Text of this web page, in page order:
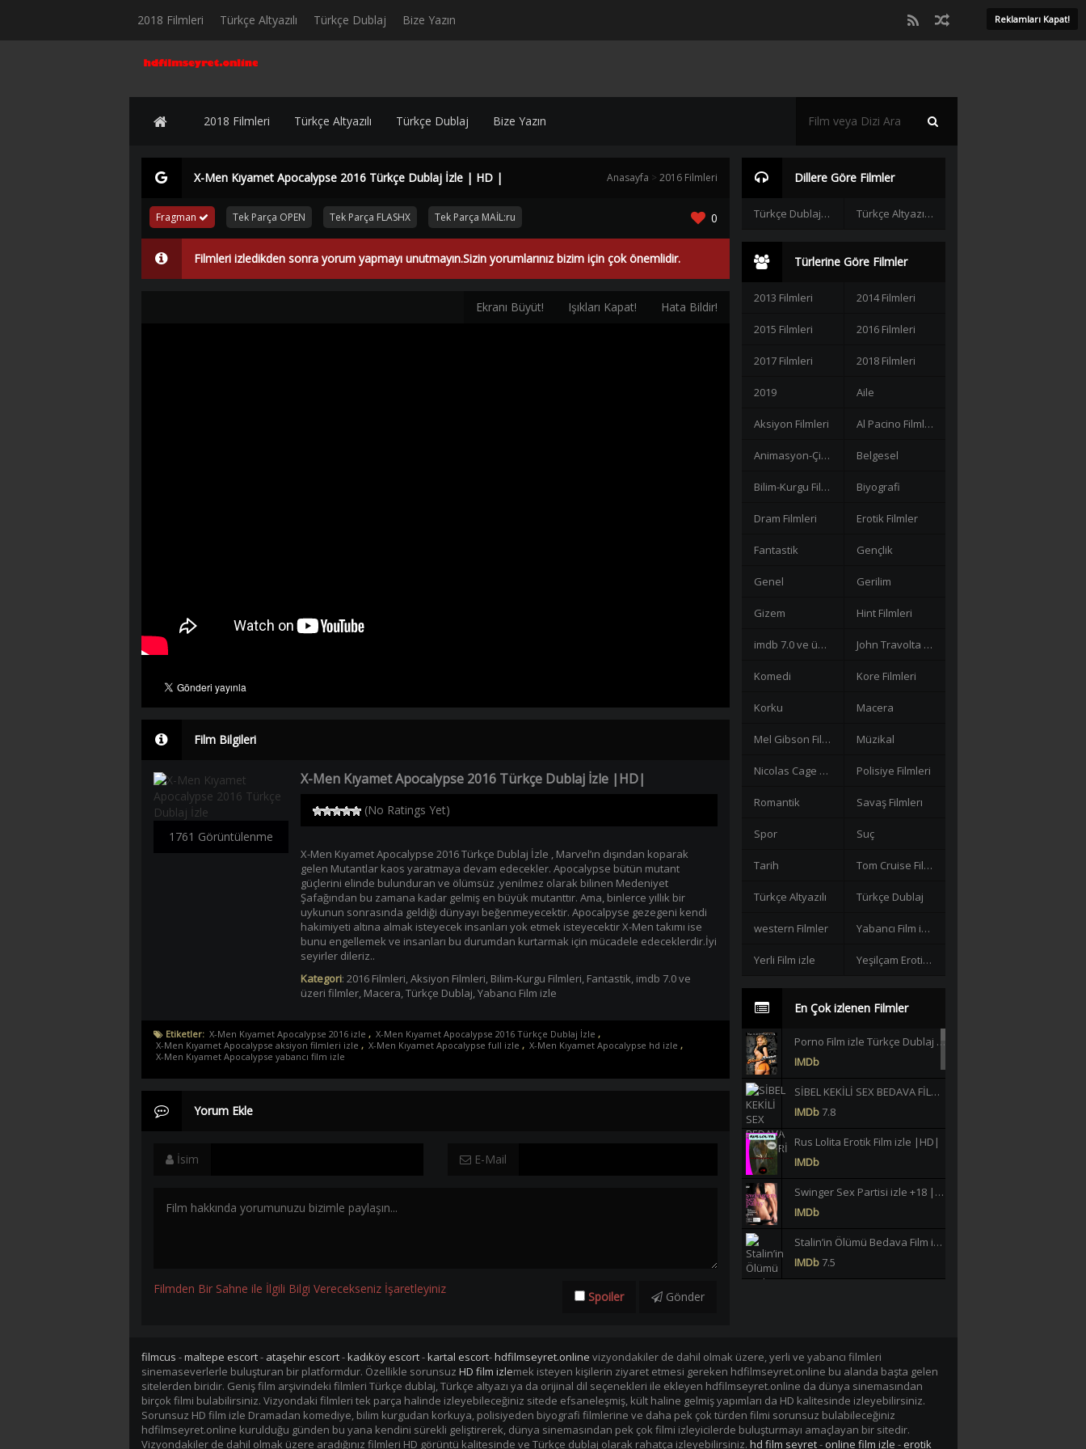
2018 Filmleri Türkçe Altyazılı Türkçe Dublaj Bize Yazın Reklamları Kapat!
2018 Filmleri Türkçe Altyazılı Türkçe Dublaj Bize Yazın
X-Men Kıyamet Apocalypse 2016 Türkçe Dublaj İzle | HD | Anasayfa > 2016 Filmleri
Fragman Tek Parça OPEN Tek Parça FLASHX Tek Parça MAİL:ru 0
Filmleri izledikden sonra yorum yapmayı unutmayın.Sizin yorumlarınız bizim için çok önemlidir.
Hata Bildir!
Işıkları Kapat!
Ekranı Büyüt!
Film Bilgileri
1761 Görüntülenme
X-Men Kıyamet Apocalypse 2016 Türkçe Dublaj İzle |HD|
(No Ratings Yet)
X-Men Kıyamet Apocalypse 2016 Türkçe Dublaj İzle , Marvel’ın dışından koparak
gelen Mutantlar kaos yaratmaya devam edecekler. Apocalypse bütün mutant
güçlerini elinde bulunduran ve ölümsüz ,yenilmez olarak bilinen Medeniyet
Şafağından bu zamana kadar gelmiş en büyük mutanttır. Ama, binlerce yıllık bir
uykunun sonrasında geldiği dünyayı beğenmeyecektir. Apocalpyse gezegeni kendi
hakimiyeti altına almak isteyecek insanları yok etmek isteyecektir X-Men takımı ise
bunu engellemek ve insanları bu durumdan kurtarmak için mücadele edeceklerdir.İyi
seyirler dileriz..
Kategori: 2016 Filmleri,Aksiyon Filmleri, Bilim-Kurgu Filmleri, Fantastik, imdb 7.0 ve
üzeri filmler, Macera,Türkçe Dublaj,Yabancı Film izle
Etiketler: X-Men Kıyamet Apocalypse 2016 izle , X-Men Kıyamet Apocalypse 2016 Türkçe Dublaj İzle ,
X-Men Kıyamet Apocalypse aksiyon filmleri izle , X-Men Kıyamet Apocalypse full izle , X-Men Kıyamet Apocalypse hd izle ,
X-Men Kıyamet Apocalypse yabancı film izle
Yorum Ekle
İsim E-Mail
Filmden Bir Sahne ile İlgili Bilgi Verecekseniz İşaretleyiniz
Spoiler Gönder
Dillere Göre Filmler
Türkçe Dublaj Filmler Türkçe Altyazılı Filmler
Türlerine Göre Filmler
2013 Filmleri 2014 Filmleri
2015 Filmleri 2016 Filmleri
2017 Filmleri 2018 Filmleri
2019 Aile
Aksiyon Filmleri Al Pacino Filmleri
Animasyon-Çizgi Filmler Belgesel
Bilim-Kurgu Filmleri Biyografi
Dram Filmleri Erotik Filmler
Fantastik Gençlik
Genel Gerilim
Gizem Hint Filmleri
imdb 7.0 ve üzeri filmler John Travolta Filmleri
Komedi Kore Filmleri
Korku Macera
Mel Gibson Filmleri Müzikal
Nicolas Cage Filmleri Polisiye Filmleri
Romantik Savaş Filmlerı
Spor Suç
Tarih Tom Cruise Filmleri izle
Türkçe Altyazılı Türkçe Dublaj
western Filmler Yabancı Film izle
Yerli Film izle Yeşilçam Erotik +18
En Çok izlenen Filmler
Porno Film izle Türkçe Dublaj +18 |HD|
IMDb
SİBEL KEKİLİ SEX BEDAVA FİLMLERİ İZLE |HD|
IMDb7.8
Rus Lolita Erotik Film izle |HD|
IMDb
Swinger Sex Partisi izle +18 |HD|
IMDb
Stalin’in Ölümü Bedava Film izle |HD|
IMDb7.5
IMDb-/10
IMDb
filmcus -maltepe escort- ataşehir escort-kadıköy escort-kartal escort-hdfilmseyret.online vizyondakiler de dahil olmak üzere, yerli ve yabancı filmleri
sinemaseverlerle buluşturan bir platformdur. Özellikle sorunsuz HD film izlemek isteyen kişilerin ziyaret etmesi gereken hdfilmseyret.online bu alanda başta gelen
sitelerden biridir. Geniş film arşivindeki filmleri Türkçe dublaj, Türkçe altyazı ya da orijinal dil seçenekleri ile ekleyen hdfilmseyret.online da dünya sinemasından
birçok filmi bulabilirsiniz. Vizyondaki filmleri tek parça halinde izleyebileceğiniz sitede efsaneleşmiş, kült haline gelmiş yapımları da HD kalitesinde izleyebilirsiniz.
Sorunsuz HD film izle Dramadan komediye, bilim kurgudan korkuya, polisiyeden biyografi filmlerine ve daha pek çok türden filmi sorunsuz bulabileceğiniz
hdfilmseyret.online kurulduğu günden bu yana kendini sürekli geliştirerek, dünya sinemasından pek çok filmi izleyicilerde buluşturmayı amaçlayan bir sitedir.
Vizyondakiler de dahil olmak üzere aradığınız filmleri HD görüntü kalitesinde ve Türkçe dublaj olarak rahatça izleyebilirsiniz. hd film seyret- online film izle - erotik